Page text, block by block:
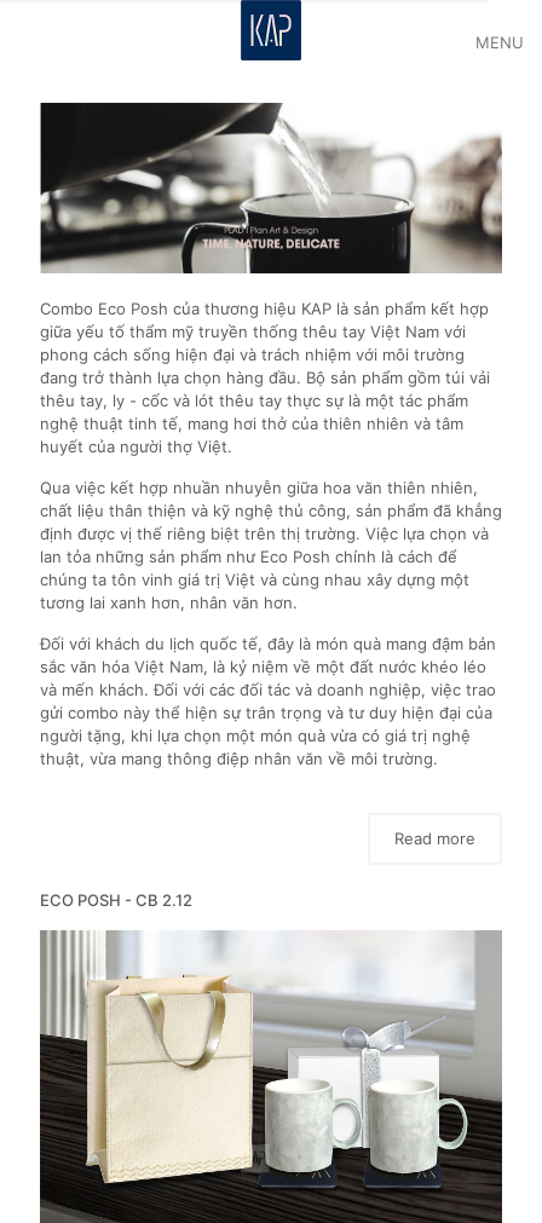
MENU
Combo Eco Posh của thương hiệu KAP là sản phẩm kết hợp
giữa yếu tố thẩm mỹ truyền thống thêu tay Việt Nam với
phong cách sống hiện đại và trách nhiệm với môi trường
đang trở thành lựa chọn hàng đầu. Bộ sản phẩm gồm túi vải
thêu tay, ly - cốc và lót thêu tay thực sự là một tác phẩm
nghệ thuật tinh tế, mang hơi thở của thiên nhiên và tâm
huyết của người thợ Việt.
Qua việc kết hợp nhuần nhuyễn giữa hoa văn thiên nhiên,
chất liệu thân thiện và kỹ nghệ thủ công, sản phẩm đã khẳng
định được vị thế riêng biệt trên thị trường. Việc lựa chọn và
lan tỏa những sản phẩm như Eco Posh chính là cách để
chúng ta tôn vinh giá trị Việt và cùng nhau xây dựng một
tương lai xanh hơn, nhân văn hơn.
Đối với khách du lịch quốc tế, đây là món quà mang đậm bản
sắc văn hóa Việt Nam, là kỷ niệm về một đất nước khéo léo
và mến khách. Đối với các đối tác và doanh nghiệp, việc trao
gửi combo này thể hiện sự trân trọng và tư duy hiện đại của
người tặng, khi lựa chọn một món quà vừa có giá trị nghệ
thuật, vừa mang thông điệp nhân văn về môi trường.
Read more
ECO POSH - CB 2.12